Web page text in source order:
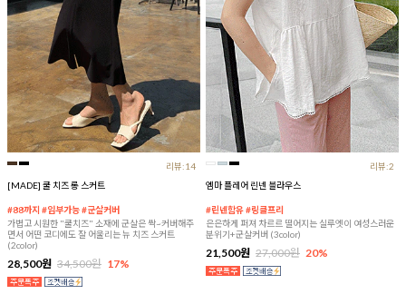
리뷰:14
[MADE] 쿨 치즈 롱 스커트
#88까지 #임부가능 #군살커버
가볍고 시원한 "쿨치즈" 소재에 군살은 싹~커버해주
면서 어떤 코디에도 잘 어울리는 뉴 치즈 스커트
(2color)
28,500원 34,500원 17%
리뷰:2
엠마 플레어 린넨 블라우스
#린넨함유 #링클프리
은은하게 퍼져 차르르 떨어지는 실루엣이 여성스러운
분위기+군살커버 (3color)
21,500원 27,000원 20%